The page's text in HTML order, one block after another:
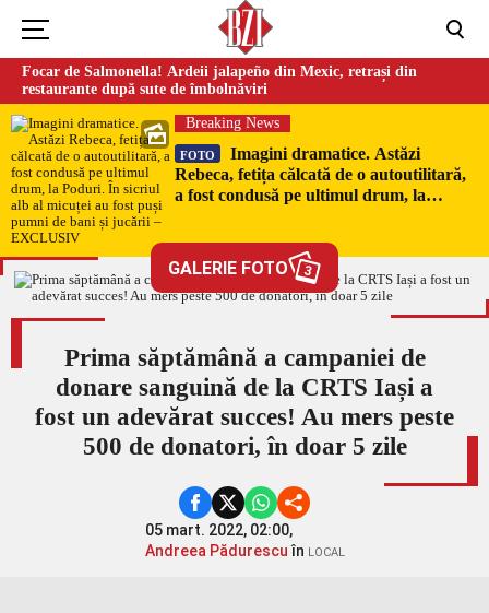
Focar de Salmonella! Ardeii jalapeño din Mexic, retrași din
restaurante după sute de îmbolnăviri
Breaking News
FOTO
Imagini dramatice. Astăzi
Rebeca, fetița călcată de o autoutilitară,
a fost condusă pe ultimul drum, la
EXCLUSIV
GALERIE FOTO 3
Prima săptămână a campaniei de
donare sanguină de la CRTS Iași a
fost un adevărat succes! Au mers peste
500 de donatori, în doar 5 zile
05 mart. 2022, 02:00,
Andreea Pădurescuîn LOCAL